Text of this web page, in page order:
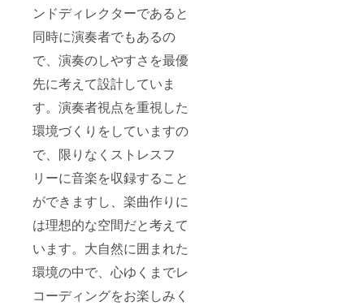
ンドディレクターであると
同時に演奏者でもあるの
で、演奏のしやすさを最優
先に考えて設計していま
す。演奏者視点を重視した
環境づくりをしていますの
で、限りなくストレスフ
リーに音楽を収録すること
ができますし、楽曲作りに
は理想的な空間だと考えて
います。大自然に囲まれた
環境の中で、心ゆくまでレ
コーディングをお楽しみく